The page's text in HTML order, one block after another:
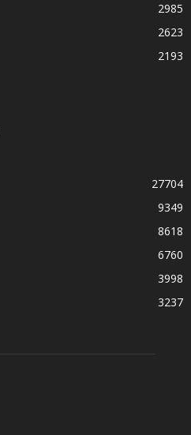
2985
2623
2193
27704
9349
8618
6760
3998
3237